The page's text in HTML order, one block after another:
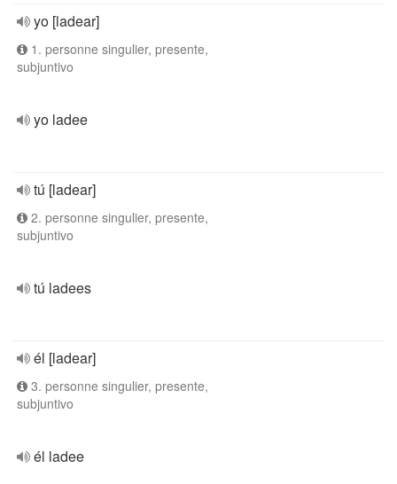
yo [ladear]
1. personne singulier, presente,
subjuntivo
yo ladee
tú [ladear]
2. personne singulier, presente,
subjuntivo
tú ladees
él [ladear]
3. personne singulier, presente,
subjuntivo
él ladee